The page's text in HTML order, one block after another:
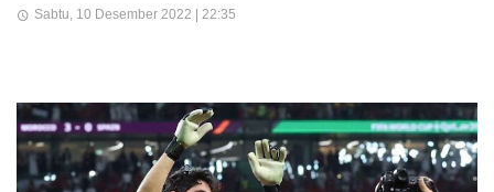
Sabtu, 10 Desember 2022 | 22:35